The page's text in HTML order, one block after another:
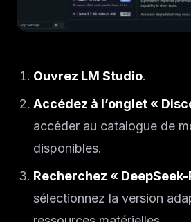
Ouvrez LM Studio.
Accédez à l’onglet «
accéder au catalogue de
disponibles.
Recherchez « DeepSeek-
sélectionnez la version